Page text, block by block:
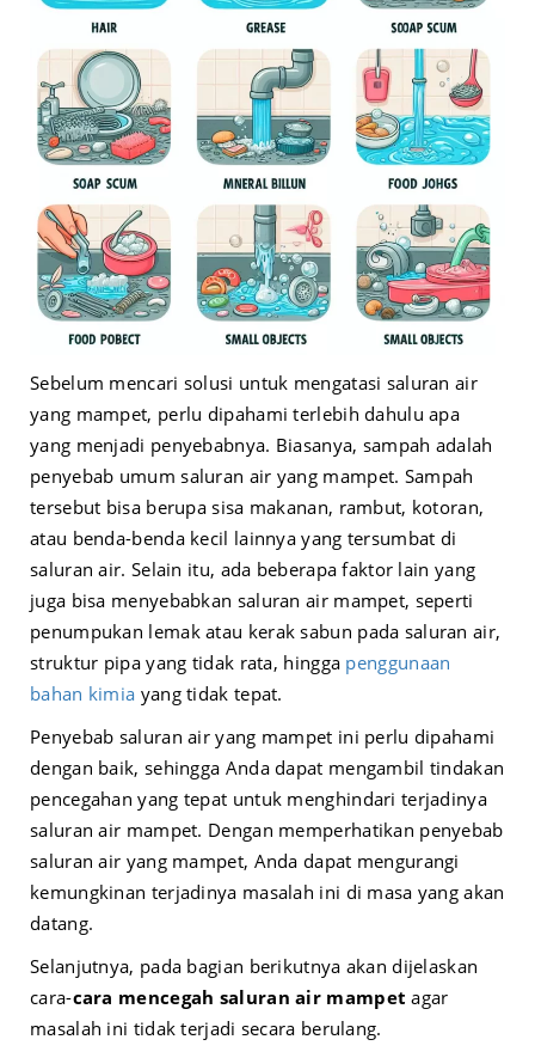
Sebelum mencari solusi untuk mengatasi saluran air
yang mampet, perlu dipahami terlebih dahulu apa
yang menjadi penyebabnya. Biasanya, sampah adalah
penyebab umum saluran air yang mampet. Sampah
tersebut bisa berupa sisa makanan, rambut, kotoran,
atau benda-benda kecil lainnya yang tersumbat di
saluran air. Selain itu, ada beberapa faktor lain yang
juga bisa menyebabkan saluran air mampet, seperti
penumpukan lemak atau kerak sabun pada saluran air,
struktur pipa yang tidak rata, hingga penggunaan
bahan kimia yang tidak tepat.
Penyebab saluran air yang mampet ini perlu dipahami
dengan baik, sehingga Anda dapat mengambil tindakan
pencegahan yang tepat untuk menghindari terjadinya
saluran air mampet. Dengan memperhatikan penyebab
saluran air yang mampet, Anda dapat mengurangi
kemungkinan terjadinya masalah ini di masa yang akan
datang.
Selanjutnya, pada bagian berikutnya akan dijelaskan
cara-cara mencegah saluran air mampet agar
masalah ini tidak terjadi secara berulang.